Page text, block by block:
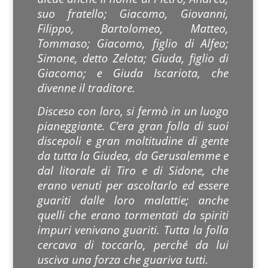
suo fratello; Giacomo, Giovanni,
Filippo, Bartolomeo, Matteo,
Tommaso; Giacomo, figlio di Alfeo;
Simone, detto Zelota; Giuda, figlio di
Giacomo; e Giuda Iscariota, che
divenne il traditore.
Disceso con loro, si fermò in un luogo
pianeggiante. C’era gran folla di suoi
discepoli e gran moltitudine di gente
da tutta la Giudea, da Gerusalemme e
dal litorale di Tiro e di Sidone, che
erano venuti per ascoltarlo ed essere
guariti dalle loro malattie; anche
quelli che erano tormentati da spiriti
impuri venivano guariti. Tutta la folla
cercava di toccarlo, perché da lui
usciva una forza che guariva tutti.